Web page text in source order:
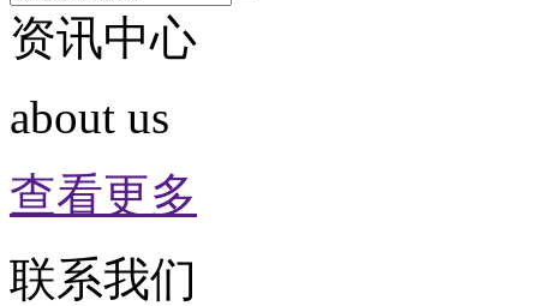
资讯中心
about us
查看更多
联系我们